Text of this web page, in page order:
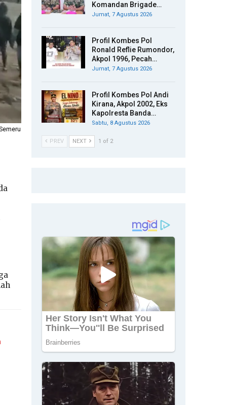
Komandan Brigade…
Jumat, 7 Agustus 2026
Profil Kombes Pol
Ronald Reflie Rumondor,
Akpol 1996, Pecah…
Jumat, 7 Agustus 2026
Profil Kombes Pol Andi
Kirana, Akpol 2002, Eks
Kapolresta Banda…
Sabtu, 8 Agustus 2026
PREV NEXT 1 of 2